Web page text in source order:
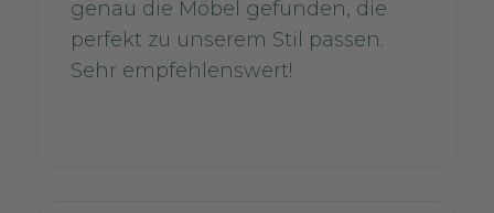
genau die Möbel gefunden, die
perfekt zu unserem Stil passen.
Sehr empfehlenswert!